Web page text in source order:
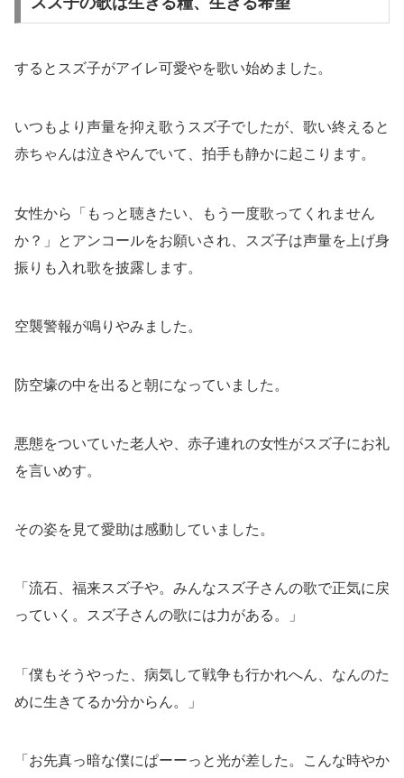
するとスズ子がアイレ可愛やを歌い始めました。
いつもより声量を抑え歌うスズ子でしたが、歌い終えると
赤ちゃんは泣きやんでいて、拍手も静かに起こります。
女性から「もっと聴きたい、もう一度歌ってくれません
か？」とアンコールをお願いされ、スズ子は声量を上げ身
振りも入れ歌を披露します。
空襲警報が鳴りやみました。
防空壕の中を出ると朝になっていました。
悪態をついていた老人や、赤子連れの女性がスズ子にお礼
を言いめす。
その姿を見て愛助は感動していました。
「流石、福来スズ子や。みんなスズ子さんの歌で正気に戻
っていく。スズ子さんの歌には力がある。」
「僕もそうやった、病気して戦争も行かれへん、なんのた
めに生きてるか分からん。」
「お先真っ暗な僕にぱーーっと光が差した。こんな時やか